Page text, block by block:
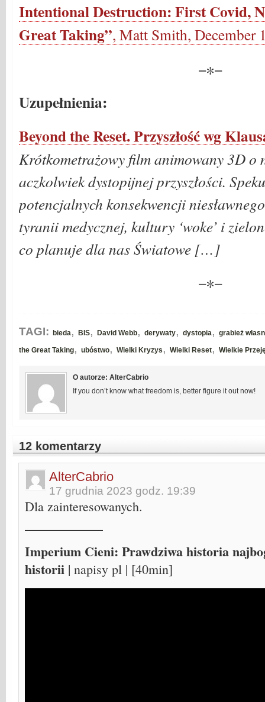
Intentional Destruction: First Covid,
Great Taking”, Matt Smith, December
−∗−
Uzupełnienia:
Beyond the Reset. Przyszłość wg
Krótkometrażowy film animowany 3D o
aczkolwiek dystopijnej przyszłości.
potencjalnych konsekwencji
tyranii medycznej, kultury ‘woke’ i
co planuje dla nas Światowe […]
−∗−
TAGI: bieda, BIS, David Webb, derywaty, dystopia, grabież
the Great Taking, ubóstwo, Wielki Kryzys , Wielki Reset, Wielkie
O autorze: AlterCabrio
If you don’t know what freedom is, better figure it out now!
12 komentarzy
AlterCabrio
17 grudnia 2023 godz. 19:39
Dla zainteresowanych.
Imperium Cieni: Prawdziwa historia
historii | napisy pl | [40min]